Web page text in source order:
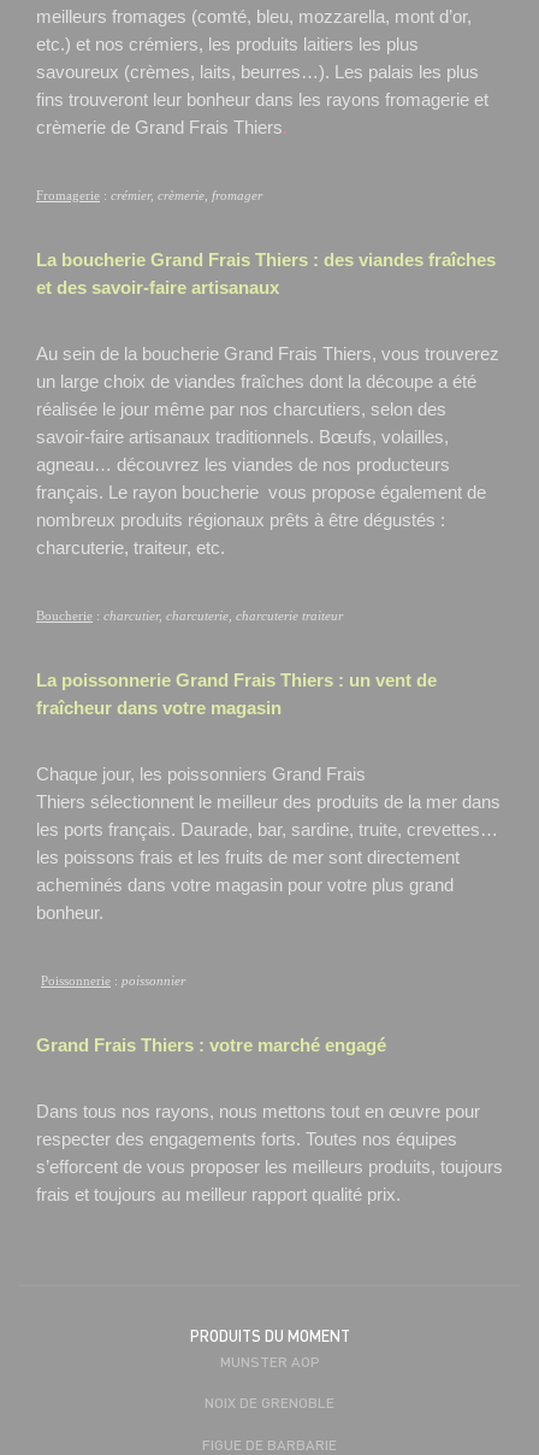
meilleurs fromages (comté, bleu, mozzarella, mont d’or,
etc.) et nos crémiers, les produits laitiers les plus
savoureux (crèmes, laits, beurres…). Les palais les plus
fins trouveront leur bonheur dans les rayons fromagerie et
crèmerie de Grand Frais Thiers.
Fromagerie : crémier, crèmerie, fromager
La boucherie Grand Frais Thiers : des viandes fraîches
et des savoir-faire artisanaux
Au sein de la boucherie Grand Frais Thiers, vous trouverez
un large choix de viandes fraîches dont la découpe a été
réalisée le jour même par nos charcutiers, selon des
savoir-faire artisanaux traditionnels. Bœufs, volailles,
agneau… découvrez les viandes de nos producteurs
français. Le rayon boucherie vous propose également de
nombreux produits régionaux prêts à être dégustés :
charcuterie, traiteur, etc.
Boucherie : charcutier, charcuterie, charcuterie traiteur
La poissonnerie Grand Frais Thiers : un vent de
fraîcheur dans votre magasin
Chaque jour, les poissonniers Grand Frais
Thiers sélectionnent le meilleur des produits de la mer dans
les ports français. Daurade, bar, sardine, truite, crevettes…
les poissons frais et les fruits de mer sont directement
acheminés dans votre magasin pour votre plus grand
bonheur.
Poissonnerie : poissonnier
Grand Frais Thiers : votre marché engagé
Dans tous nos rayons, nous mettons tout en œuvre pour
respecter des engagements forts. Toutes nos équipes
s’efforcent de vous proposer les meilleurs produits, toujours
frais et toujours au meilleur rapport qualité prix.
PRODUITS DU MOMENT
MUNSTER AOP
NOIX DE GRENOBLE
FIGUE DE BARBARIE